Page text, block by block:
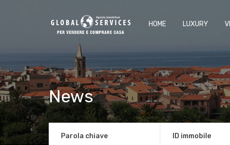
HOME LUXURY
News
Parola chiave ID immobile